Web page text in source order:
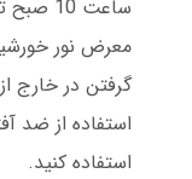
معرض نور
گرفتن در خارج
استفاده از ضد
استفاده کنید.